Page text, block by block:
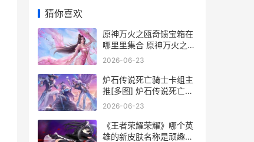
猜你喜欢
原神万火之瓯奇馈宝箱在
哪里里集合 原神万火之瓯
奇馈宝箱岩壁
2026-06-23
炉石传说死亡骑士卡组主
推[多图] 炉石传说死亡骑
士彩虹dk
2026-06-23
《王者荣耀荣耀》哪个英
雄的新皮肤名称是顽趣呢